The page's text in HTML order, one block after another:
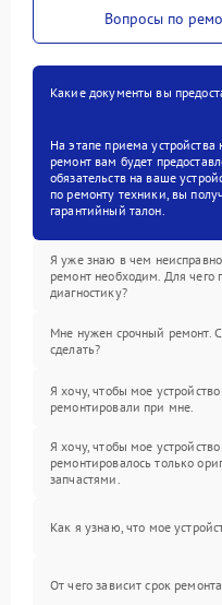
Вопросы по
Какие документы вы
На этапе приема
ремонт вам будет
обязательств на ваше
по ремонту техники, вы
гарантийный талон.
Я уже знаю в чем
ремонт необходим. Для чего
диагностику?
Мне нужен срочный ремонт.
сделать?
Я хочу, чтобы мое устройство
ремонтировали при мне.
Я хочу, чтобы мое устройство
ремонтировалось только
запчастями.
Как я узнаю, что мое
От чего зависит срок